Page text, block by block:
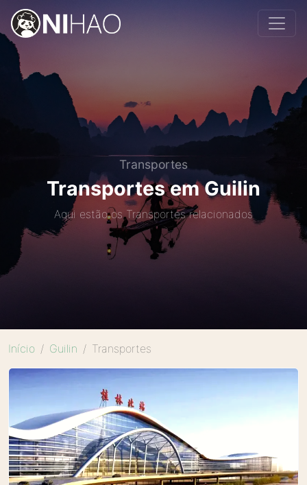
Transportes
Transportes em Guilin
Aqui estão os Transportes relacionados
Início Guilin Transportes